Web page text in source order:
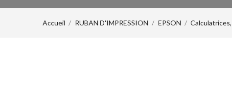
Accueil RUBAN D'IMPRESSION EPSON